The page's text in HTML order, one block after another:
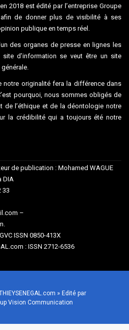
2018 est édité par l’entreprise Groupe
afin de donner plus de visibilité à ses
publique en temps réel.
des organes de presse en lignes les
d’information se veut être un site
notre originalité fera la différence dans
pourquoi, nous sommes obligés de
de l’éthique et de la déontologie notre
la crédibilité qui a toujours été notre
de publication : Mohamed WAGUE
DIA
33
–
ISSN 0850-413X
: ISSN 2712-6536
» Edité par
Vision Communication